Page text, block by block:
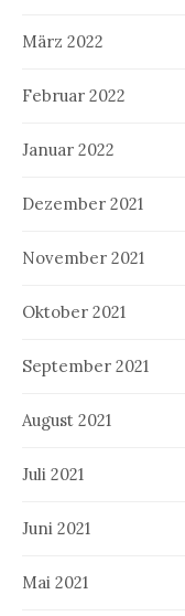
März 2022
Februar 2022
Januar 2022
Dezember 2021
November 2021
Oktober 2021
September 2021
August 2021
Juli 2021
Juni 2021
Mai 2021